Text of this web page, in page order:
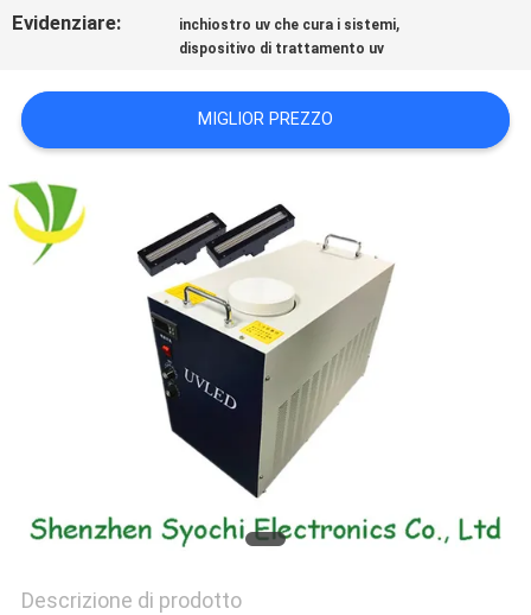
DEL
SITO
PRIVACY
POLICY
Evidenziare: inchiostro uv che cura i sistemi,
dispositivo di trattamento uv
MIGLIOR PREZZO
Descrizione di prodotto